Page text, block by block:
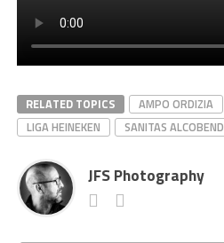
RELATED TOPICS AMPO ORDIZIA
LIGA HEINEKEN
SANITAS
JFS Photography